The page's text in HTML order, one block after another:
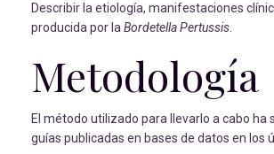
Describir la etiología, manifestaciones
producida por la Bordetella Pertussis
Metodología
El método utilizado para llevarlo a cabo
guías publicadas en bases de datos en los